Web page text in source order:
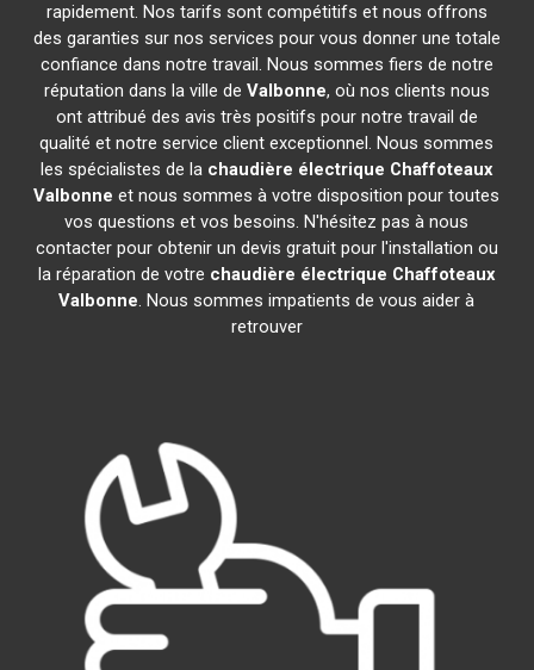
rapidement. Nos tarifs sont compétitifs et nous offrons
des garanties sur nos services pour vous donner une totale
confiance dans notre travail. Nous sommes fiers de notre
réputation dans la ville de Valbonne, où nos clients nous
ont attribué des avis très positifs pour notre travail de
qualité et notre service client exceptionnel. Nous sommes
les spécialistes de la chaudière électrique Chaffoteaux
Valbonne et nous sommes à votre disposition pour toutes
vos questions et vos besoins. N'hésitez pas à nous
contacter pour obtenir un devis gratuit pour l'installation ou
la réparation de votre chaudière électrique Chaffoteaux
Valbonne. Nous sommes impatients de vous aider à
retrouver